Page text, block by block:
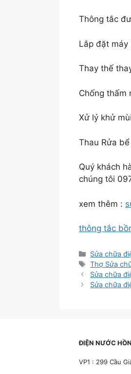
Thông tắc
Lắp đặt
Thay thế
Chống thấm
Xử lý khử
Thau Rửa
Quý khách
chúng tôi
xem thêm :
thông tắc
Danh
mục
Sửa chữa
Thẻ
Thợ Sửa
Sửa chữa
Sửa chữa
ĐIỆN NƯỚC
VP1 : 299 Cầu